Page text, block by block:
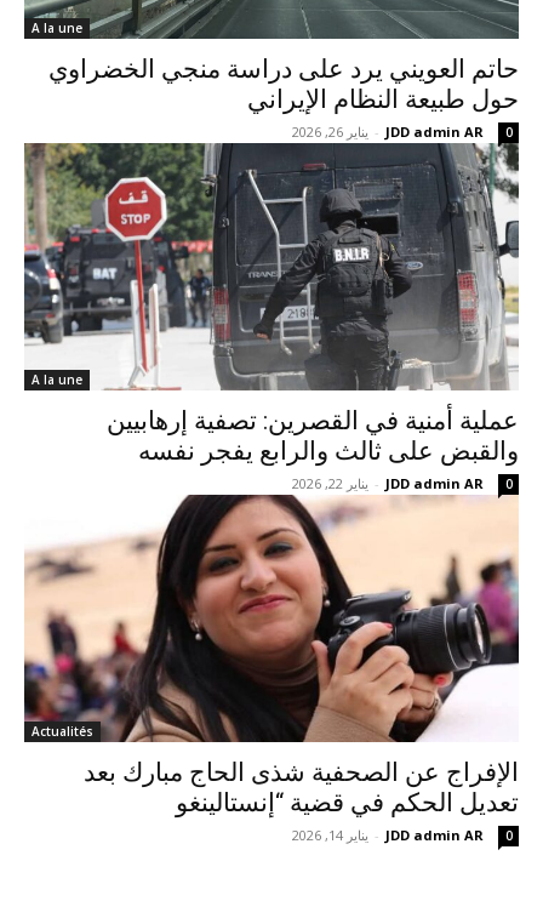
A la une
حاتم العويني يرد على دراسة منجي الخضراوي
حول طبيعة النظام الإيراني
JDD admin AR
- يناير 26, 2026 0
A la une
عملية أمنية في القصرين: تصفية إرهابيين
والقبض على ثالث والرابع يفجر نفسه
JDD admin AR
- يناير 22, 2026 0
Actualités
الإفراج عن الصحفية شذى الحاج مبارك بعد
تعديل الحكم في قضية “إنستالينغو
JDD admin AR
- يناير 14, 2026 0